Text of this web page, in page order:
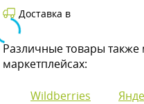
Доставка в
Различные товары
маркетплейсах:
Wildberries